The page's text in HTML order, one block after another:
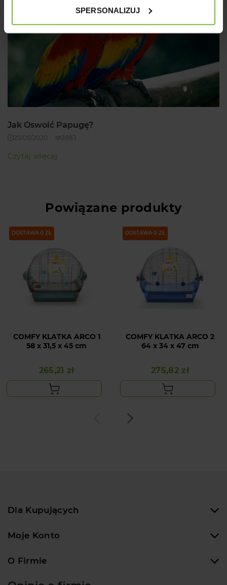
SPERSONALIZUJ
Jak Oswoić Papugę?
25/05/2020 2883
Czytaj więcej
Powiązane produkty
DOSTAWA 0 ZŁ
COMFY KLATKA ARCO 1
58 x 31,5 x 45 cm
Cena
265,21 zł
DOSTAWA 0 ZŁ
COMFY KLATKA ARCO 2
64 x 34 x 47 cm
Cena
275,82 zł
Dla Kupujących
Moje Konto
O Firmie